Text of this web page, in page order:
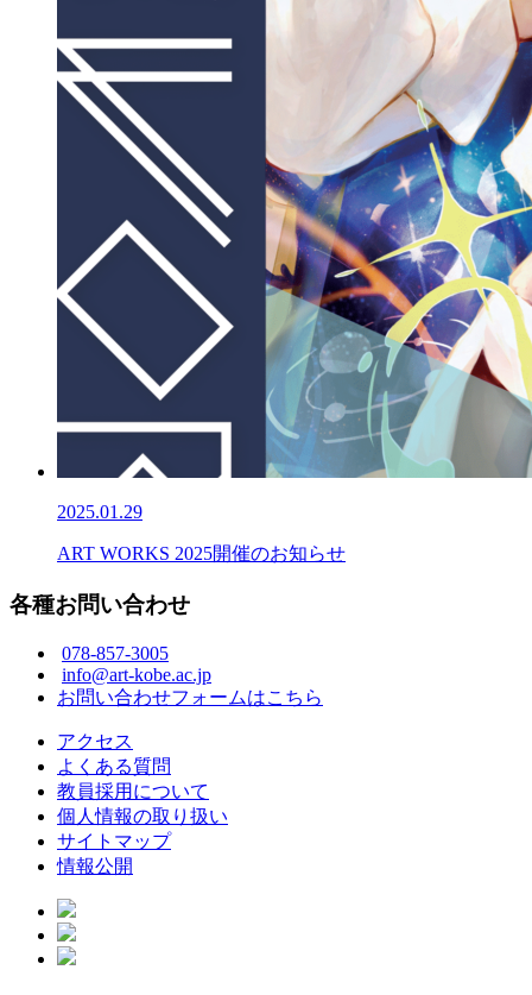
2025.01.29
ART WORKS 2025開催のお知らせ
各種お問い合わせ
078-857-3005
info@art-kobe.ac.jp
お問い合わせフォームはこちら
アクセス
よくある質問
教員採用について
個人情報の取り扱い
サイトマップ
情報公開